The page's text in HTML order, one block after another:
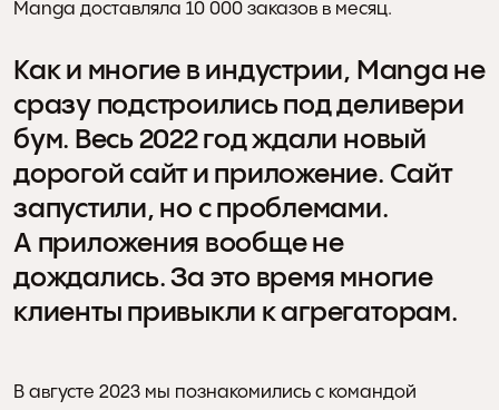
Manga доставляла 10 000 заказов в месяц.
Как и многие в индустрии, Manga не
сразу подстроились под деливери
бум. Весь 2022 год ждали новый
дорогой сайт и приложение. Сайт
запустили, но с проблемами.
А приложения вообще не
дождались. За это время многие
клиенты привыкли к агрегаторам.
В августе 2023 мы познакомились с командой